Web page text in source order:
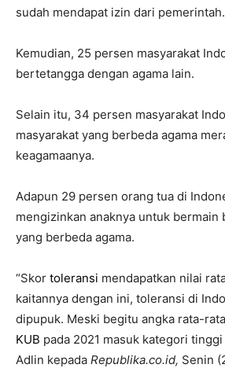
sudah mendapat izin dari pemerintah.
Kemudian, 25 persen masyarakat
bertetangga dengan agama lain.
Selain itu, 34 persen masyarakat
masyarakat yang berbeda agama
keagamaanya.
Adapun 29 persen orang tua di
mengizinkan anaknya untuk bermain
yang berbeda agama.
“Skor toleransi mendapatkan nilai
kaitannya dengan ini, toleransi di
dipupuk. Meski begitu angka rata-
KUB pada 2021 masuk kategori
Adlin kepada Republika.co.id, Senin